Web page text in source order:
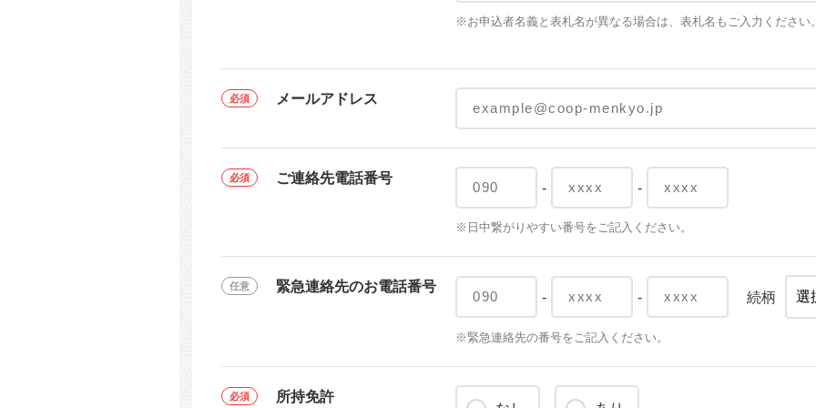
※お申込者名義と表札名が異なる場合は、表札名もご入力ください
メールアドレス
ご連絡先電話番号
- -
※日中繋がりやすい番号をご記入ください。
緊急連絡先のお電話番号
- - 続柄
※緊急連絡先の番号をご記入ください。
所持免許